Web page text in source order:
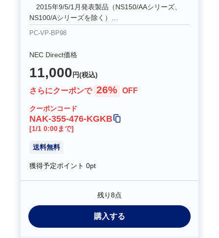
2015年9/5/1月発表製品（NS150/AAシリーズ、
NS100/Aシリーズを除く）
HF750/BAB、HF750/AABを除く）
2015年9/5/1月発表製品
2015年5/1月発表製品
【LaVie Z】
2014年10/4月、2013年10月発表製品
との適合をご確認ください。
PC-VP-BP98
NEC Direct価格
11,000 円(税込)
さらにクーポンで 26% OFF
クーポンコード
NAK-355-476-KGKB
[1/1 0:00まで]
送料無料
獲得予定ポイント0pt
残り8点
購入する